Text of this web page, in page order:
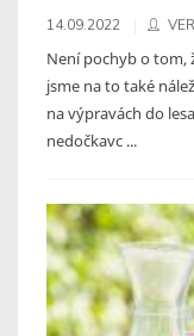
14.09.2022
Není pochyb o tom,
jsme na to také
na výpravách do
nedočkavc ...